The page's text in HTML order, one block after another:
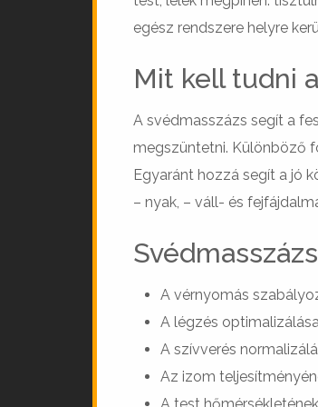
egész rendszere helyre
Mit kell tudni
A svédmasszázs segít a
megszüntetni. Különböző
Egyaránt hozzá segít a jó
– nyak, – váll- és
A vérnyomás
A légzés
A szívverés
Az izom